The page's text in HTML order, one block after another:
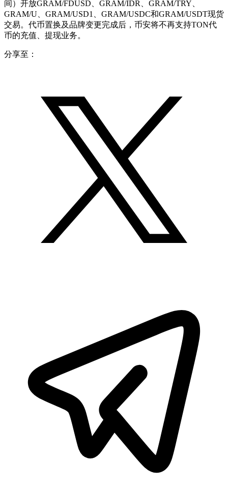
间）开放GRAM/FDUSD、GRAM/IDR、GRAM/TRY、
GRAM/U、GRAM/USD1、GRAM/USDC和GRAM/USDT现货
交易。代币置换及品牌变更完成后，币安将不再支持TON代
币的充值、提现业务。
分享至：